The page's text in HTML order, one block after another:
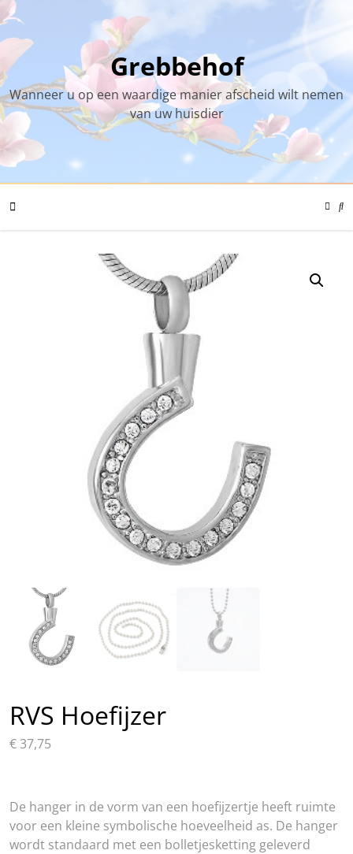
Skip
to
content
Grebbehof
Wanneer u op een waardige manier afscheid wilt nemen
van uw huisdier
Color
RVS Hoefijzer
€37,75
De hanger in de vorm van een hoefijzertje heeft ruimte
voor een kleine symbolische hoeveelheid as. De hanger
wordt standaard met een bolletjesketting geleverd